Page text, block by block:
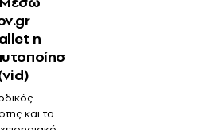
η
και το